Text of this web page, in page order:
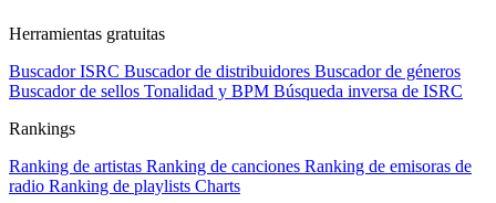
Herramientas gratuitas
Buscador ISRC Buscador de distribuidores Buscador de géneros
Buscador de sellos Tonalidad y BPM Búsqueda inversa de ISRC
Rankings
Ranking de artistas Ranking de canciones Ranking de emisoras de
radio Ranking de playlists Charts